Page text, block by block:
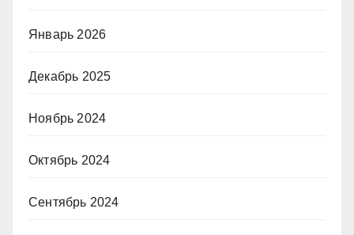
Январь 2026
Декабрь 2025
Ноябрь 2024
Октябрь 2024
Сентябрь 2024